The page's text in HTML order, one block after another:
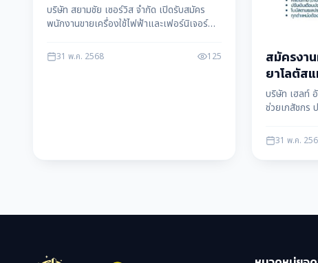
ชัย เซอร์วิส จำกัด หลายอัตรา
บริษัท สยามชัย เซอร์วิส จำกัด เปิดรับสมัคร
พนักงานขายเครื่องใช้ไฟฟ้าและเฟอร์นิเจอร์
คอมมิชชั่น สมัครงานได้ทันที ข้อมูลโดย แม่สอด
ดาต้า maesotdata
31 พ.ค. 2568 125
สมัครงา
ยาโลตัส
อัพ จำกัด
บริษัท เฮลท์
ช่วยเภสัชกร
สนใจสมัครไ
maesotdata
31 พ.ค.